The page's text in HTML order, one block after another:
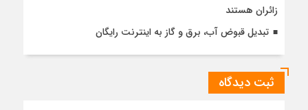
زائران هستند
تبدیل قبوض آب، برق و گاز به اینترنت رایگان
ثبت دیدگاه